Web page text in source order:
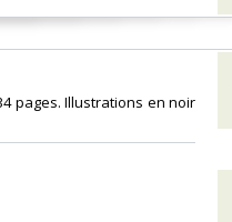
pages. Illustrations en noir